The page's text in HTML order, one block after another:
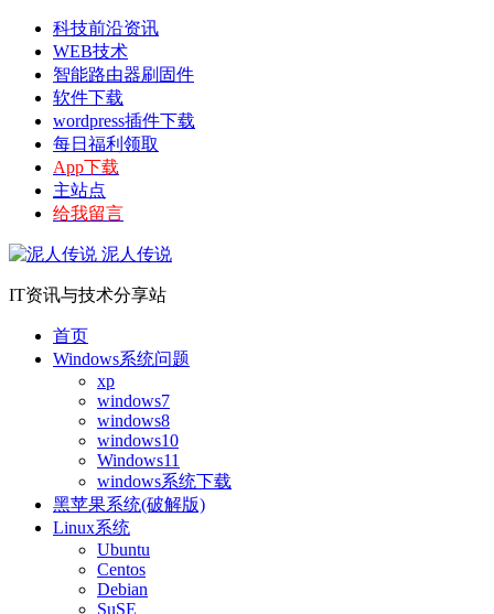
科技前沿资讯
WEB技术
智能路由器刷固件
软件下载
wordpress插件下载
每日福利领取
App下载
主站点
给我留言
泥人传说
IT资讯与技术分享站
首页
Windows系统问题
xp
windows7
windows8
windows10
Windows11
windows系统下载
黑苹果系统(破解版)
Linux系统
Ubuntu
Centos
Debian
SuSE